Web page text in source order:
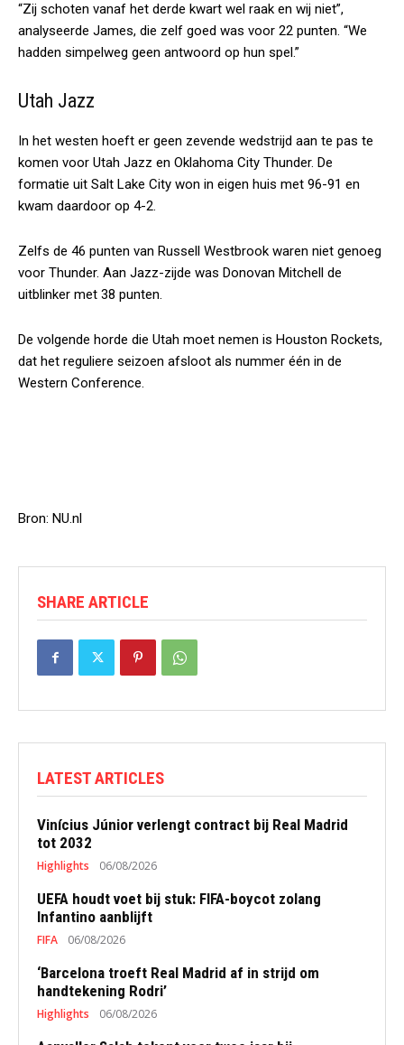
“Zij schoten vanaf het derde kwart wel raak en wij niet”,
analyseerde James, die zelf goed was voor 22 punten. “We
hadden simpelweg geen antwoord op hun spel.”
Utah Jazz
In het westen hoeft er geen zevende wedstrijd aan te pas te
komen voor Utah Jazz en Oklahoma City Thunder. De
formatie uit Salt Lake City won in eigen huis met 96-91 en
kwam daardoor op 4-2.
Zelfs de 46 punten van Russell Westbrook waren niet genoeg
voor Thunder. Aan Jazz-zijde was Donovan Mitchell de
uitblinker met 38 punten.
De volgende horde die Utah moet nemen is Houston Rockets,
dat het reguliere seizoen afsloot als nummer één in de
Western Conference.
Bron: NU.nl
SHARE ARTICLE
LATEST ARTICLES
Vinícius Júnior verlengt contract bij Real Madrid
tot 2032
Highlights 06/08/2026
UEFA houdt voet bij stuk: FIFA-boycot zolang
Infantino aanblijft
FIFA 06/08/2026
‘Barcelona troeft Real Madrid af in strijd om
handtekening Rodri’
Highlights 06/08/2026